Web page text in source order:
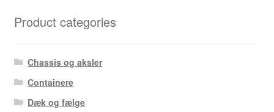
Product categories
Chassis og aksler
Containere
Dæk og fælge